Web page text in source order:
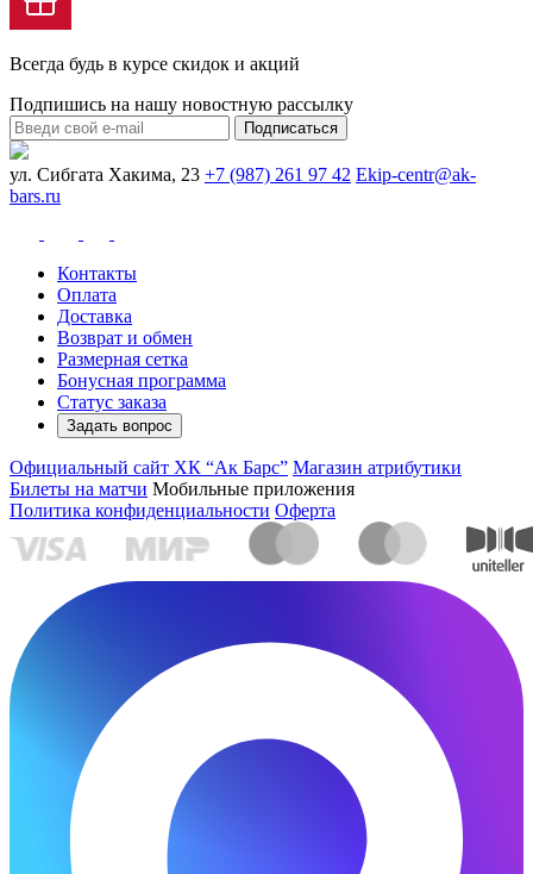
Всегда будь в курсе скидок и акций
Подпишись на нашу новостную рассылку
Подписаться
ул. Сибгата Хакима, 23 +7 (987) 261 97 42 Ekip-centr@ak-
bars.ru
Контакты
Оплата
Доставка
Возврат и обмен
Размерная сетка
Бонусная программа
Статус заказа
Задать вопрос
Официальный сайт ХК “Ак Барс” Магазин атрибутики
Билеты на матчи Мобильные приложения
Политика конфиденциальности Оферта